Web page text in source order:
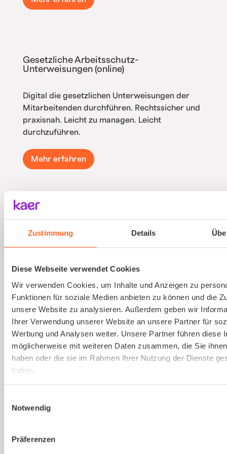
Zustimmung Details
Diese Webseite verwendet Cookies
Wir verwenden Cookies, um Inhalte und Anzeigen zu
Funktionen für soziale Medien anbieten zu können und die
unsere Website zu analysieren. Außerdem geben wir
Ihrer Verwendung unserer Website an unsere Partner für
Werbung und Analysen weiter. Unsere Partner führen diese
möglicherweise mit weiteren Daten zusammen, die Sie
haben oder die sie im Rahmen Ihrer Nutzung der Dienste
haben.
Notwendig
Präferenzen
Gesetzliche Arbeitsschutz-
Unterweisungen (online)
Digital die gesetzlichen Unterweisungen der
Mitarbeitenden durchführen. Rechtssicher und
praxisnah. Leicht zu managen. Leicht
durchzuführen.
Mehr erfahren
Ausbildung von Sicherheitsbeauftragten
(virtuell)
Sicherheitsbeauftragten absolvieren. An nur
Mehr erfahren
die richtige Lösung für